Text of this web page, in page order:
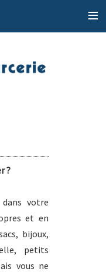
?
votre
et en
bijoux,
petits
vous ne
≡